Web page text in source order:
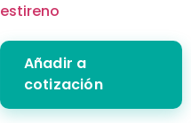
estireno
Añadir a
cotización